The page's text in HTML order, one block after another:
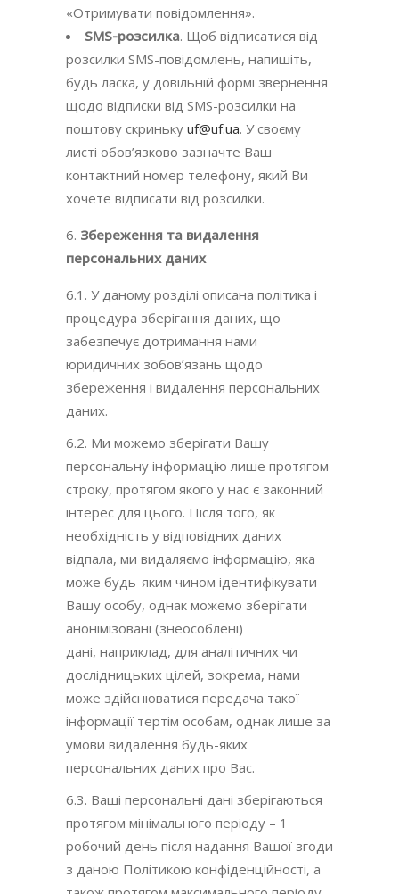
«Отримувати повідомлення».
SMS-розсилка. Щоб відписатися від
розсилки SMS-повідомлень, напишіть,
будь ласка, у довільній формі звернення
щодо відписки від SMS-розсилки на
поштову скриньку uf@uf.ua. У своєму
листі обов’язково зазначте Ваш
контактний номер телефону, який Ви
хочете відписати від розсилки.
Збереження та видалення
персональних даних
6.1. У даному розділі описана політика і
процедура зберігання даних, що
забезпечує дотримання нами
юридичних зобов’язань щодо
збереження і видалення персональних
даних.
6.2. Ми можемо зберігати Вашу
персональну інформацію лише протягом
строку, протягом якого у нас є законний
інтерес для цього. Після того, як
необхідність у відповідних даних
відпала, ми видаляємо інформацію, яка
може будь-яким чином ідентифікувати
Вашу особу, однак можемо зберігати
анонімізовані (знеособлені)
дані, наприклад, для аналітичних чи
дослідницьких цілей, зокрема, нами
може здійснюватися передача такої
інформації тертім особам, однак лише за
умови видалення будь-яких
персональних даних про Вас.
6.3. Ваші персональні дані зберігаються
протягом мінімального періоду – 1
робочий день після надання Вашої згоди
з даною Політикою конфіденційності, а